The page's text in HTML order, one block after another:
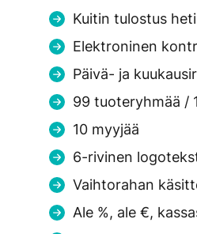
Kuitin tulostus
Elektroninen
Päivä- ja
99 tuoteryhmää /
10 myyjää
6-rivinen
Vaihtorahan
Ale %, ale €,